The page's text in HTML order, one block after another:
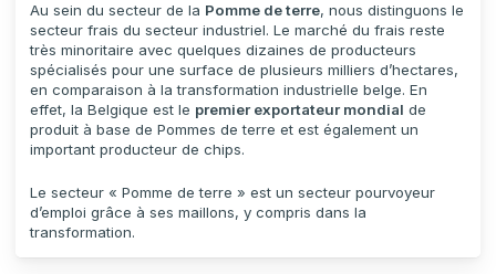
Au sein du secteur de la Pomme de terre, nous distinguons le
secteur frais du secteur industriel. Le marché du frais reste
très minoritaire avec quelques dizaines de producteurs
spécialisés pour une surface de plusieurs milliers d’hectares,
en comparaison à la transformation industrielle belge. En
effet, la Belgique est le premier exportateur mondial de
produit à base de Pommes de terre et est également un
important producteur de chips.
Le secteur « Pomme de terre » est un secteur pourvoyeur
d’emploi grâce à ses maillons, y compris dans la
transformation.